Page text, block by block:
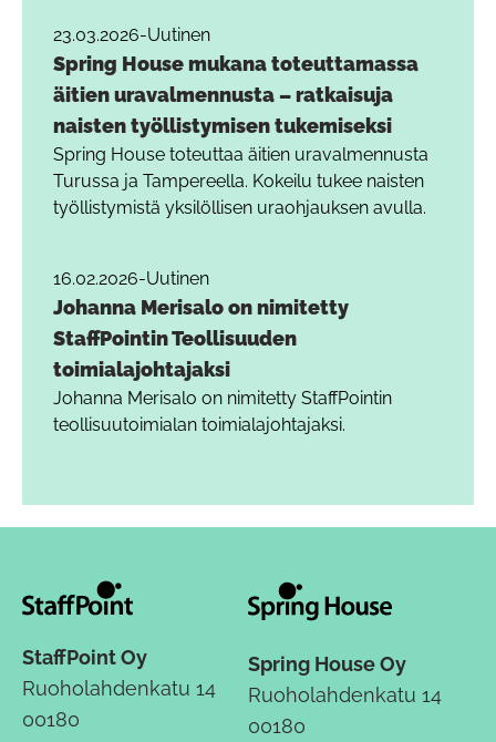
23.03.2026-Uutinen
Spring House mukana toteuttamassa
äitien uravalmennusta – ratkaisuja
naisten työllistymisen tukemiseksi
Spring House toteuttaa äitien uravalmennusta
Turussa ja Tampereella. Kokeilu tukee naisten
työllistymistä yksilöllisen uraohjauksen avulla.
16.02.2026-Uutinen
Johanna Merisalo on nimitetty
StaffPointin Teollisuuden
toimialajohtajaksi
Johanna Merisalo on nimitetty StaffPointin
teollisuutoimialan toimialajohtajaksi.
StaffPoint Oy
Ruoholahdenkatu 14
00180
Spring House Oy
Ruoholahdenkatu 14
00180